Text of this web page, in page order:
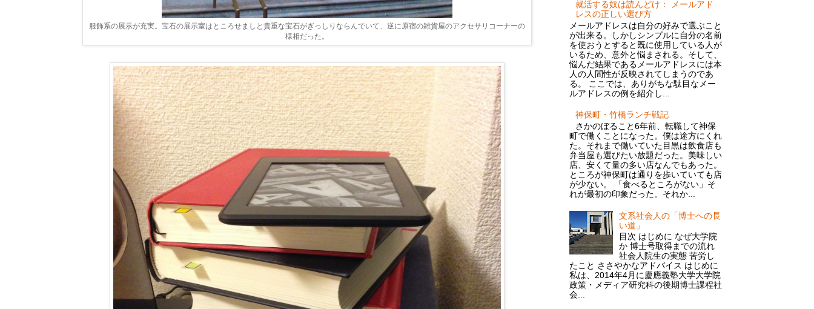
服飾系の展示が充実。宝石の展示室はところせましと貴重な宝石がぎっしりならんでいて、逆に原宿の雑貨屋のアクセサリコーナーの
様相だった。
就活する奴は読んどけ： メールアド
レスの正しい選び方
メールアドレスは自分の好みで選ぶこと
が出来る。しかしシンプルに自分の名前
を使おうとすると既に使用している人が
いるため、意外と悩まされる。そして、
悩んだ結果であるメールアドレスには本
人の人間性が反映されてしまうのであ
る。 ここでは、ありがちな駄目なメー
ルアドレスの例を紹介し...
神保町・竹橋ランチ戦記
さかのぼること6年前、転職して神保
町で働くことになった。僕は途方にくれ
た。それまで働いていた目黒は飲食店も
弁当屋も選びたい放題だった。美味しい
店、安くて量の多い店なんでもあった。
ところが神保町は通りを歩いていても店
が少ない。 「食べるところがない」そ
れが最初の印象だった。それか...
文系社会人の「博士への長
い道」
目次 はじめに なぜ大学院
か 博士号取得までの流れ
社会人院生の実態 苦労し
たこと ささやかなアドバイス はじめに
私は、2014年4月に慶應義塾大学大学院
政策・メディア研究科の後期博士課程社
会...